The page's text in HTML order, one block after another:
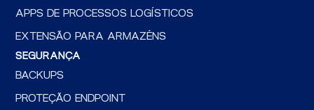
APPS DE PROCESSOS LOGÍSTICOS
EXTENSÃO PARA ARMAZÉNS
SEGURANÇA
BACKUPS
PROTEÇÃO ENDPOINT